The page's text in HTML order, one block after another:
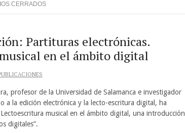
CERRADOS
Partituras electrónicas.
en el ámbito digital
profesor de la Universidad de Salamanca e investigador
a la edición electrónica y la lecto-escritura digital, ha
musical en el ámbito digital, una introducción
digitales”.